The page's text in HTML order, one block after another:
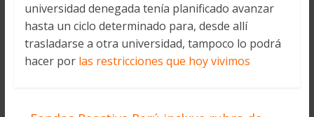
universidad denegada tenía planificado avanzar
hasta un ciclo determinado para, desde allí
trasladarse a otra universidad, tampoco lo podrá
hacer por las restricciones que hoy vivimos